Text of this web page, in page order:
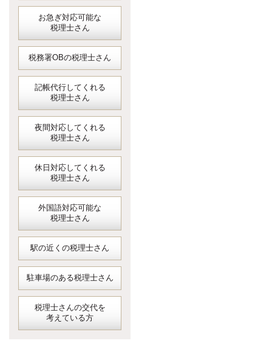
お急ぎ対応可能な
税理士さん
税務署OBの税理士さん
記帳代行してくれる
税理士さん
夜間対応してくれる
税理士さん
休日対応してくれる
税理士さん
外国語対応可能な
税理士さん
駅の近くの税理士さん
駐車場のある税理士さん
税理士さんの交代を
考えている方